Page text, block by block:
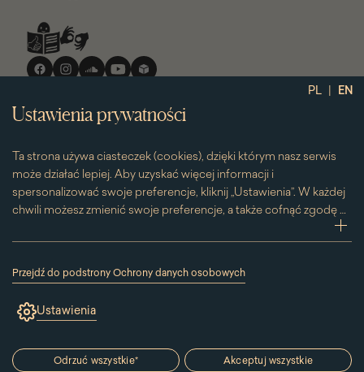
PL | EN
Ustawienia prywatności
Ta strona używa ciasteczek (cookies), dzięki którym nasz serwis
może działać lepiej. Aby uzyskać więcej informacji i
spersonalizować swoje preferencje, kliknij „Ustawienia”. W każdej
chwili możesz zmienić swoje preferencje, a także cofnąć zgodę na
używanie plików cookie. Możesz to zrobić, klikając na podstronę
„Cookies” znajdującą się w stopce.
Przesuwając suwak w prawą stronę aktywujesz zgodę na
konkretne ciasteczko. Przesuwając suwak w lewą stronę
wyłączasz taką zgodę.
Przejdź do podstrony Ochrony danych osobowych
(link
się
oknie)
Ustawienia
Odrzuć wszystkie* Akceptuj wszystkie
Media
społecznościowe